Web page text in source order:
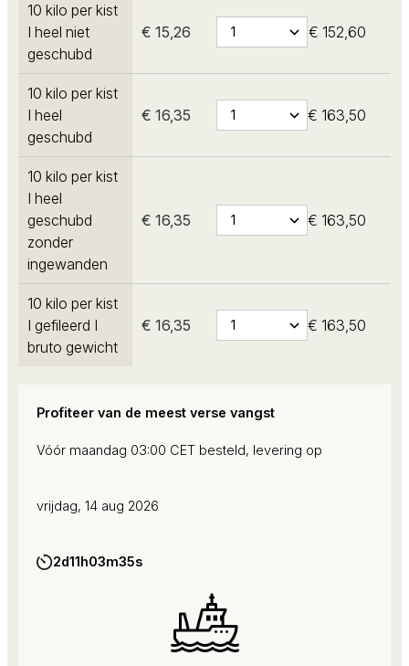
10 kilo per kist
I heel niet
geschubd
€ 15,26 € 152,60
10 kilo per kist
I heel
geschubd
€ 16,35 € 163,50
10 kilo per kist
I heel
geschubd
zonder
ingewanden
€ 16,35 € 163,50
10 kilo per kist
I gefileerd I
bruto gewicht
€ 16,35 € 163,50
Profiteer van de meest verse vangst
Vóór maandag 03:00 CET besteld, levering op
vrijdag, 14 aug 2026
2d11h03m34s